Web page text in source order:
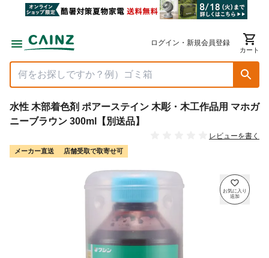
ログイン・新規会員登録
カート
水性 木部着色剤 ポアーステイン 木彫・木工作品用 マホガ
ニーブラウン 300ml【別送品】
レビューを書く
メーカー直送 店舗受取で取寄せ可